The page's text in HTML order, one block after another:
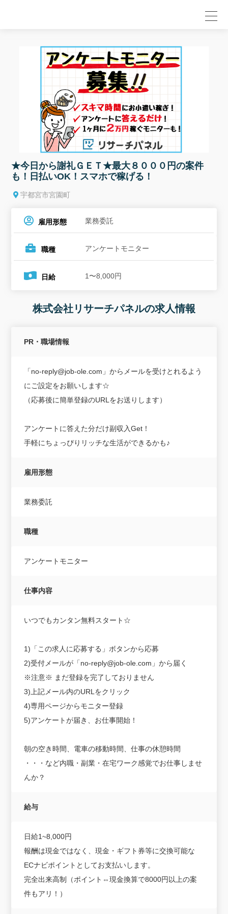
★今日から謝礼ＧＥＴ★最大８０００円の案件
も！日払いOK！スマホで稼げる！
宇都宮市宮園町
雇用形態 業務委託
職種 アンケートモニター
日給 1〜8,000円
株式会社リサーチパネルの求人情報
PR・職場情報
「no-reply@job-ole.com」からメールを受けとれるよう
にご設定をお願いします☆
（応募後に簡単登録のURLをお送りします）
アンケートに答えた分だけ副収入Get！
手軽にちょっぴりリッチな生活ができるかも♪
雇用形態
業務委託
職種
アンケートモニター
仕事内容
いつでもカンタン無料スタート☆
1)「この求人に応募する」ボタンから応募
2)受付メールが「no-reply@job-ole.com」から届く
※注意※ まだ登録を完了しておりません
3)上記メール内のURLをクリック
4)専用ページからモニター登録
5)アンケートが届き、お仕事開始！
朝の空き時間、電車の移動時間、仕事の休憩時間
・・・など内職・副業・在宅ワーク感覚でお仕事しませ
んか？
給与
日給1~8,000円
報酬は現金ではなく、現金・ギフト券等に交換可能な
ECナビポイントとしてお支払いします。
完全出来高制（ポイント⇔現金換算で8000円以上の案
件もアリ！）